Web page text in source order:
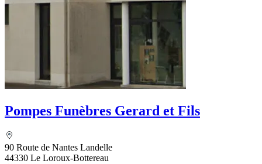
Pompes Funèbres Gerard et Fils
90 Route de Nantes Landelle
44330 Le Loroux-Bottereau